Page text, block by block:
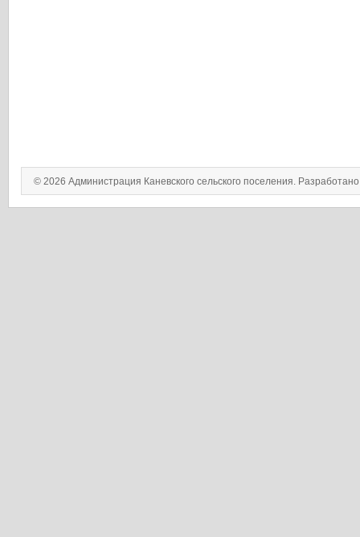
© 2026 Администрация Каневского сельского поселения.